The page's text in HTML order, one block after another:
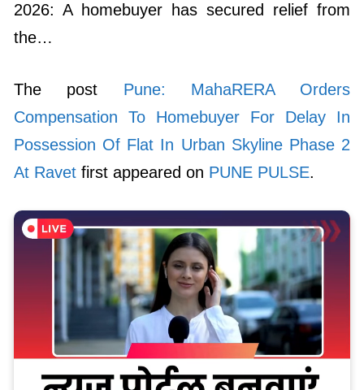
2026: A homebuyer has secured relief from
the…
The post Pune: MahaRERA Orders
Compensation To Homebuyer For Delay In
Possession Of Flat In Urban Skyline Phase 2
At Ravet first appeared on PUNE PULSE.